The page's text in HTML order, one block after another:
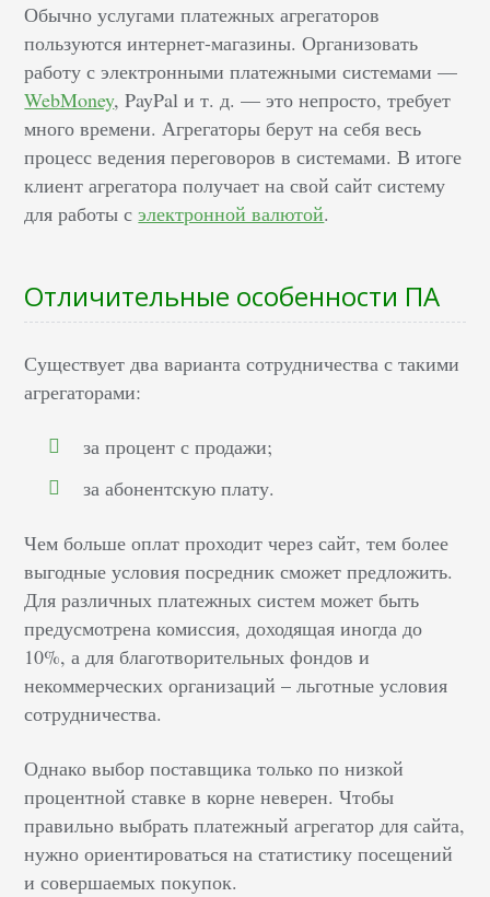
Обычно услугами платежных агрегаторов
пользуются интернет-магазины. Организовать
работу с электронными платежными системами —
WebMoney, PayPal и т. д. — это непросто, требует
много времени. Агрегаторы берут на себя весь
процесс ведения переговоров в системами. В итоге
клиент агрегатора получает на свой сайт систему
для работы сэлектронной валютой.
Отличительные особенности ПА
Существует два варианта сотрудничества с такими
агрегаторами:
за процент с продажи;
за абонентскую плату.
Чем больше оплат проходит через сайт, тем более
выгодные условия посредник сможет предложить.
Для различных платежных систем может быть
предусмотрена комиссия, доходящая иногда до
10%, а для благотворительных фондов и
некоммерческих организаций – льготные условия
сотрудничества.
Однако выбор поставщика только по низкой
процентной ставке в корне неверен. Чтобы
правильно выбрать платежный агрегатор для сайта,
нужно ориентироваться на статистику посещений
и совершаемых покупок.